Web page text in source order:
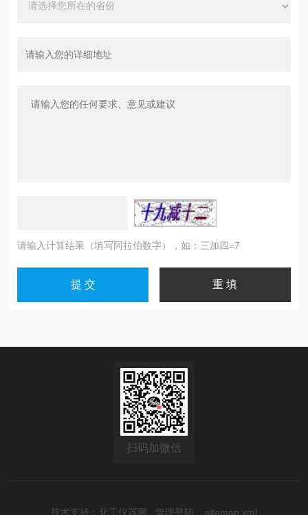
请输入计算结果（填写阿拉伯数字），如：三加四=7
扫码加微信
技术支持： 化工仪器网 管理登陆 sitemap.xml